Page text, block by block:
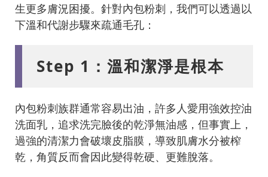
生更多膚況困擾。針對內包粉刺，我們可以透過以
下溫和代謝步驟來疏通毛孔：
Step 1：溫和潔淨是根本
內包粉刺族群通常容易出油，許多人愛用強效控油
洗面乳，追求洗完臉後的乾淨無油感，但事實上，
過強的清潔力會破壞皮脂膜，導致肌膚水分被榨
乾，角質反而會因此變得乾硬、更難脫落。